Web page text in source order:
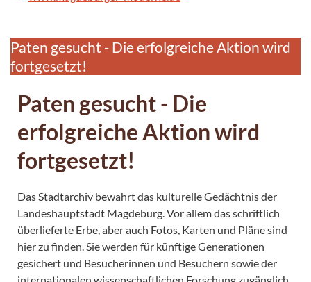
Paten gesucht - Die erfolgreiche Aktion wird
fortgesetzt!
Paten gesucht - Die
erfolgreiche Aktion wird
fortgesetzt!
Das Stadtarchiv bewahrt das kulturelle Gedächtnis der
Landeshauptstadt Magdeburg. Vor allem das schriftlich
überlieferte Erbe, aber auch Fotos, Karten und Pläne sind
hier zu finden. Sie werden für künftige Generationen
gesichert und Besucherinnen und Besuchern sowie der
internationalen wissenschaftlichen Forschung zugänglich